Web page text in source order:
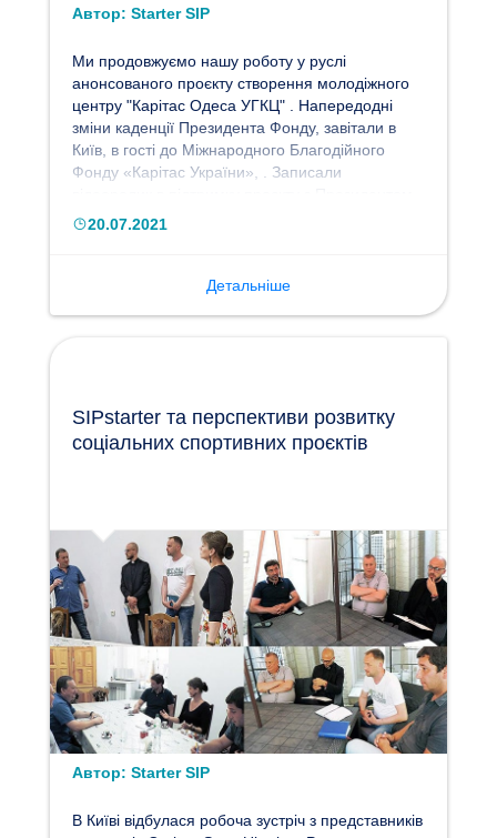
Автор: Starter SIP
Ми продовжуємо нашу роботу у руслі
анонсованого проєкту створення молодіжного
центру "Карітас Одеса УГКЦ" . Напередодні
зміни каденції Президента Фонду, завітали в
Київ, в гості до Міжнародного Благодійного
Фонду «Карітас України», . Записали
Фонду, паном Андрієм Васьковичем.
20.07.2021
Детальніше
SIPstarter та перспективи розвитку
соціальних спортивних проєктів
Автор: Starter SIP
В Київі відбулася робоча зустріч з представників